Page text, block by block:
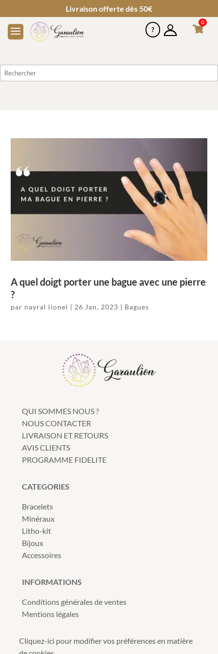
Livraison offerte dès 50€
0
A quel doigt porter une bague avec une pierre
?
par nayral lionel | 26 Jan, 2023 | Bagues
QUI SOMMES NOUS ?
NOUS CONTACTER
LIVRAISON ET RETOURS
AVIS CLIENTS
PROGRAMME FIDELITE
CATEGORIES
Bracelets
Minéraux
Litho-kit
Bijoux
Accessoires
INFORMATIONS
Conditions générales de ventes
Mentions légales
Cliquez-ici pour modifier vos préférences en matière